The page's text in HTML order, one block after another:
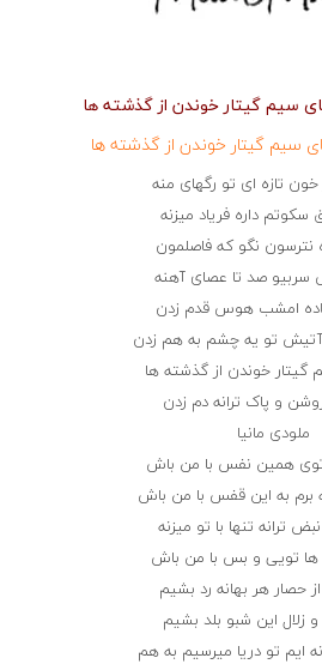
سیم گیتار خوندن از گذشته ها
سیم گیتار خوندن از گذشته ها
تازه ای تو رگهای منه
سکوتم داره فریاد میزنه
نترسون نگو که فاصلمون
صد تا عصای آهنه
امشب هوس قدم زدن
آتیش تو یه چشم به هم زدن
گیتار خوندن از گذشته ها
و پاک ترانه دم زدن
ملودی مانیا
توی همین نفس با من باش
به این قفس با من باش
ترانه تنها با تو میزنه
ها تویی و بس با من باش
حصار هر بهانه رد بشیم
زلال این شبو بلد بشیم
ایم تو دریا میرسیم به هم